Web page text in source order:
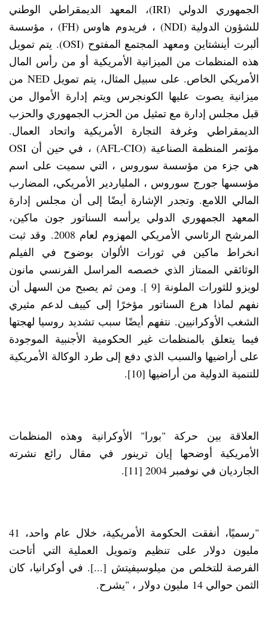
الجمهوري الدولي (IRI)، المعهد الديمقراطي الوطني
للشؤون الدولية (NDI) ، فريدوم هاوس (FH) ، مؤسسة
ألبرت أينشتاين ومعهد المجتمع المفتوح (OSI). يتم تمويل
هذه المنظمات من الميزانية الأمريكية أو من رأس المال
الأمريكي الخاص. على سبيل المثال، يتم تمويل NED من
ميزانية يصوت عليها الكونجرس ويتم إدارة الأموال من
قبل مجلس إدارة مع تمثيل من الحزب الجمهوري والحزب
الديمقراطي وغرفة التجارة الأمريكية واتحاد العمال.
مؤتمر المنظمة الصناعية (AFL-CIO) ، في حين أن OSI
هي جزء من مؤسسة سوروس ، التي سميت على اسم
مؤسسها جورج سوروس ، الملياردير الأمريكي، المضارب
المالي اللامع. وتجدر الإشارة أيضًا إلى أن مجلس إدارة
المعهد الجمهوري الدولي يرأسه السناتور جون ماكين،
المرشح الرئاسي الأمريكي المهزوم لعام 2008. وقد ثبت
انخراط ماكين في ثورات الألوان بوضوح في الفيلم
الوثائقي الممتاز الذي خصصه المراسل الفرنسي مانون
لويزو للثورات الملونة [9 ]. ومن ثم يصبح من السهل أن
نفهم لماذا هرع السناتور مؤخرًا إلى كييف لدعم مثيري
الشغب الأوكرانيين. نتفهم أيضًا سبب تشديد روسيا لهجتها
فيما يتعلق بالمنظمات غير الحكومية الأجنبية الموجودة
على أراضيها والسبب الذي دفع إلى طرد الوكالة الأمريكية
للتنمية الدولية من أراضيها [10].
العلاقة بين حركة "بورا" الأوكرانية وهذه المنظمات
الأمريكية أوضحها إيان ترينور في مقال رائع نشرته
الجارديان في نوفمبر 2004 [11].
"رسميًا، أنفقت الحكومة الأمريكية، خلال عام واحد، 41
مليون دولار على تنظيم وتمويل العملية التي أتاحت
الفرصة للتخلص من ميلوسيفيتش [...]. في أوكرانيا، كان
الثمن حوالي 14 مليون دولار ، "يشرح.